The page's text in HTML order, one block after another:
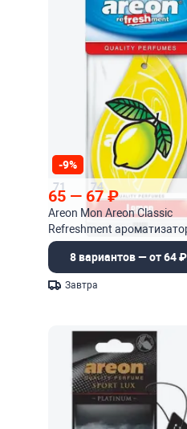
-9%
71
65 — 74
67₽
Areon Mon Areon Classic
Refreshment
8 вариантов — от 64
Завтра